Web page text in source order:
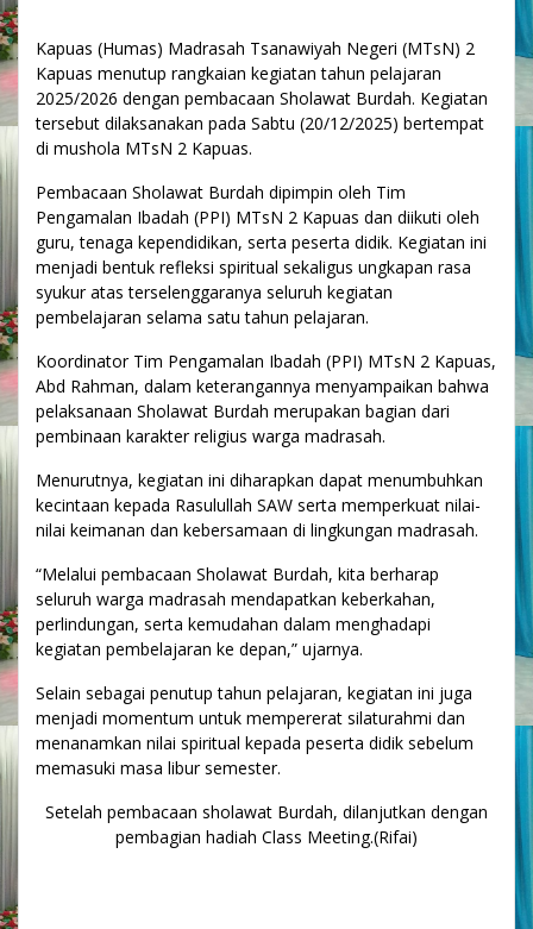
Kapuas (Humas) Madrasah Tsanawiyah Negeri (MTsN) 2
Kapuas menutup rangkaian kegiatan tahun pelajaran
2025/2026 dengan pembacaan Sholawat Burdah. Kegiatan
tersebut dilaksanakan pada Sabtu (20/12/2025) bertempat
di mushola MTsN 2 Kapuas.
Pembacaan Sholawat Burdah dipimpin oleh Tim
Pengamalan Ibadah (PPI) MTsN 2 Kapuas dan diikuti oleh
guru, tenaga kependidikan, serta peserta didik. Kegiatan ini
menjadi bentuk refleksi spiritual sekaligus ungkapan rasa
syukur atas terselenggaranya seluruh kegiatan
pembelajaran selama satu tahun pelajaran.
Koordinator Tim Pengamalan Ibadah (PPI) MTsN 2 Kapuas,
Abd Rahman, dalam keterangannya menyampaikan bahwa
pelaksanaan Sholawat Burdah merupakan bagian dari
pembinaan karakter religius warga madrasah.
Menurutnya, kegiatan ini diharapkan dapat menumbuhkan
kecintaan kepada Rasulullah SAW serta memperkuat nilai-
nilai keimanan dan kebersamaan di lingkungan madrasah.
“Melalui pembacaan Sholawat Burdah, kita berharap
seluruh warga madrasah mendapatkan keberkahan,
perlindungan, serta kemudahan dalam menghadapi
kegiatan pembelajaran ke depan,” ujarnya.
Selain sebagai penutup tahun pelajaran, kegiatan ini juga
menjadi momentum untuk mempererat silaturahmi dan
menanamkan nilai spiritual kepada peserta didik sebelum
memasuki masa libur semester.
Setelah pembacaan sholawat Burdah, dilanjutkan dengan
pembagian hadiah Class Meeting.(Rifai)